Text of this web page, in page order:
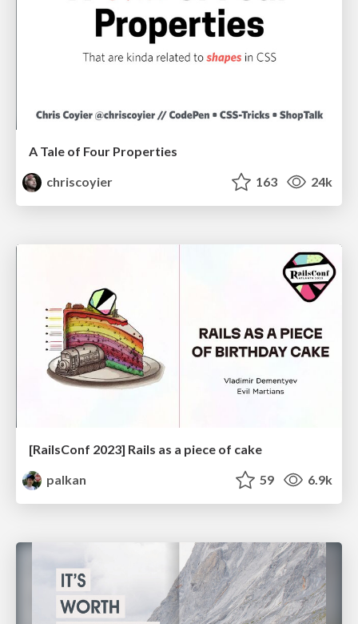
A Tale of Four Properties
chriscoyier
163 24k
[RailsConf 2023] Rails as a piece of cake
palkan
59 6.9k